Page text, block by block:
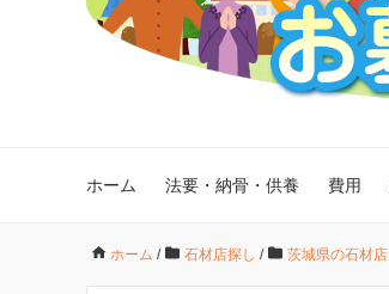
ホーム 法要・納骨・供養 費用
ホーム / 石材店探し / 茨城県の石材店